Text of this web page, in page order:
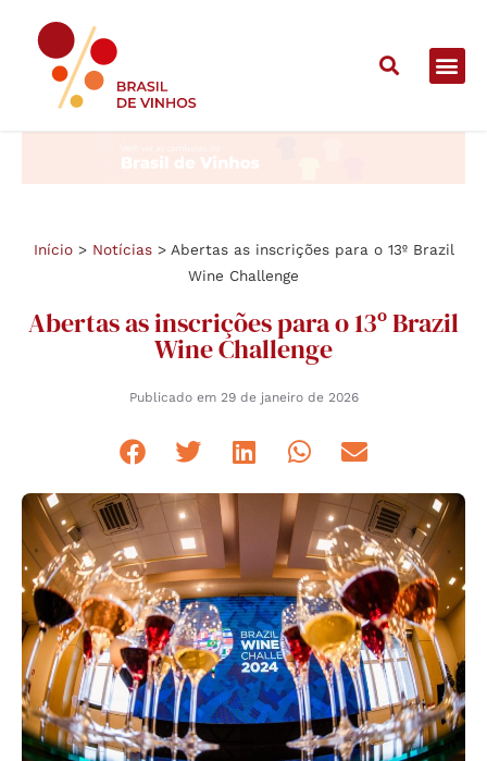
Início> Notícias> Abertas as inscrições para o 13º Brazil
Wine Challenge
Abertas as inscrições para o 13º Brazil
Wine Challenge
Publicado em 29 de janeiro de 2026